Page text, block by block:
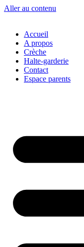
Aller au contenu
Accueil
A propos
Crèche
Halte-garderie
Contact
Espace parents